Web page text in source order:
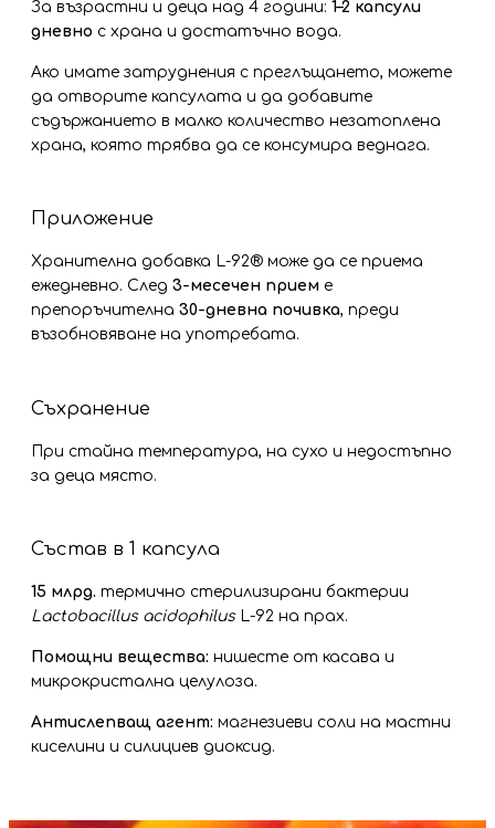
За възрастни и деца над 4 години: 1–2 капсули
дневно с храна и достатъчно вода.
Ако имате затруднения с преглъщането, можете
да отворите капсулата и да добавите
съдържанието в малко количество незатоплена
храна, която трябва да се консумира веднага.
Приложение
Хранителна добавка L-92® може да се приема
ежедневно. След 3-месечен прием е
препоръчителна 30-дневна почивка, преди
възобновяване на употребата.
Съхранение
При стайна температура, на сухо и недостъпно
за деца място.
Състав в 1 капсула
15 млрд. термично стерилизирани бактерии
Lactobacillus acidophilusL-92 на прах.
Помощни вещества: нишесте от касава и
микрокристална целулоза.
Антислепващ агент: магнезиеви соли на мастни
киселини и силициев диоксид.